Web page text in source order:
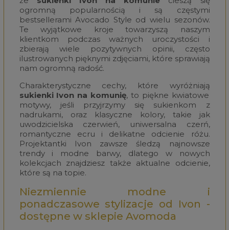
ogromną popularnością i są częstymi
bestsellerami Avocado Style od wielu sezonów.
Te wyjątkowe kroje towarzyszą naszym
klientkom podczas ważnych uroczystości i
zbierają wiele pozytywnych opinii, często
ilustrowanych pięknymi zdjęciami, które sprawiają
nam ogromną radość.
Charakterystyczne cechy, które wyróżniają
sukienki Ivon na komunię, to piękne kwiatowe
motywy, jeśli przyjrzymy się sukienkom z
nadrukami, oraz klasyczne kolory, takie jak
uwodzicielska czerwień, uniwersalna czerń,
romantyczne ecru i delikatne odcienie różu.
Projektantki Ivon zawsze śledzą najnowsze
trendy i modne barwy, dlatego w nowych
kolekcjach znajdziesz także aktualne odcienie,
które są na topie.
Niezmiennie modne i
ponadczasowe stylizacje od Ivon -
dostępne w sklepie Avomoda